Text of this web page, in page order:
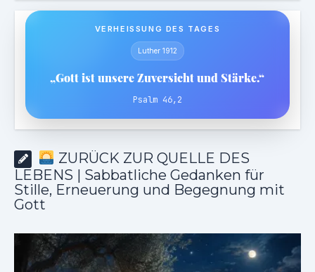
VERHEISSUNG DES TAGES
Luther 1912
„Gott ist unsere Zuversicht und Stärke.“
Psalm 46,2
ZURÜCK ZUR QUELLE DES
LEBENS | Sabbatliche Gedanken für
Stille, Erneuerung und Begegnung mit
Gott